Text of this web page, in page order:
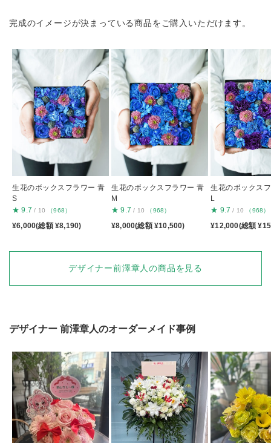
完成のイメージが決まっている商品をご購入いただけます。
生花のボックスフラワー 青
S
★ 9.7 / 10 （968）
¥6,000(総額 ¥8,190)
生花のボックスフラワー 青
M
★ 9.7 / 10 （968）
¥8,000(総額 ¥10,500)
生花のボックス
L
★ 9.7 / 10 （968）
¥12,000(総額
デザイナー前澤章人の商品を見る
デザイナー 前澤章人のオーダーメイド事例